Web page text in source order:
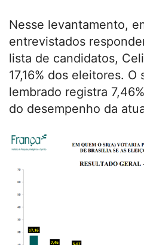
Nesse levantamento,
entrevistados
lista de candidatos,
17,16% dos eleitores.
lembrado registra
do desempenho da